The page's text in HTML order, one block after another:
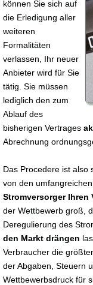
können Sie sich auf
die Erledigung aller
weiteren
Formalitäten
verlassen, Ihr neuer
Anbieter wird für Sie
tätig. Sie müssen
lediglich den zum
Ablauf des
bisherigen Vertrages
Abrechnung
Das Procedere ist also
von den
Stromversorger Ihren
der Wettbewerb groß,
Deregulierung des
den Markt drängen
Verbraucher die
der Abgaben, Steuern
Wettbewerbsdruck für